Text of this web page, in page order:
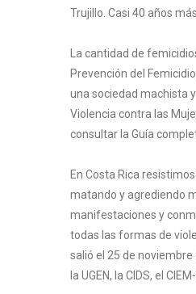
Trujillo. Casi 40 años
La cantidad de
Prevención del
una sociedad machista
Violencia contra las
consultar la Guía
En Costa Rica
matando y agrediendo
manifestaciones y
todas las formas de
salió el 25 de
la UGEN, la CIDS, el